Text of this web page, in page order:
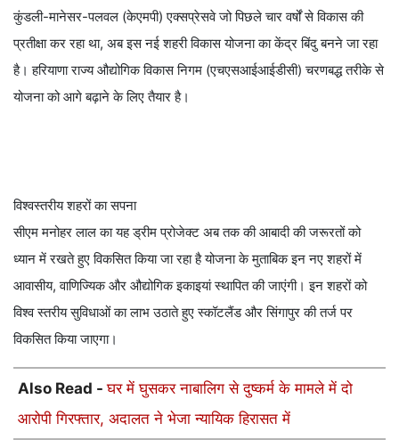
कुंडली-मानेसर-पलवल (केएमपी) एक्सप्रेसवे जो पिछले चार वर्षों से विकास की
प्रतीक्षा कर रहा था, अब इस नई शहरी विकास योजना का केंद्र बिंदु बनने जा रहा
है। हरियाणा राज्य औद्योगिक विकास निगम (एचएसआईआईडीसी) चरणबद्ध तरीके से
योजना को आगे बढ़ाने के लिए तैयार है।
विश्वस्तरीय शहरों का सपना
सीएम मनोहर लाल का यह ड्रीम प्रोजेक्ट अब तक की आबादी की जरूरतों को
ध्यान में रखते हुए विकसित किया जा रहा है योजना के मुताबिक इन नए शहरों में
आवासीय, वाणिज्यिक और औद्योगिक इकाइयां स्थापित की जाएंगी। इन शहरों को
विश्व स्तरीय सुविधाओं का लाभ उठाते हुए स्कॉटलैंड और सिंगापुर की तर्ज पर
विकसित किया जाएगा।
Also Read -घर में घुसकर नाबालिग से दुष्कर्म के मामले में दो
आरोपी गिरफ्तार, अदालत ने भेजा न्यायिक हिरासत में